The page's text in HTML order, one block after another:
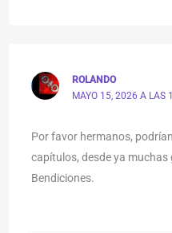
ROLANDO
MAYO 15, 2026 A LAS
Por favor hermanos,
capítulos, desde ya muchas
Bendiciones.